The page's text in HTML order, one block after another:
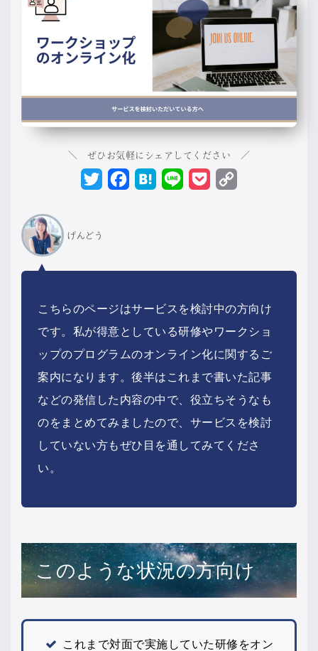
＼ ぜひお気軽にシェアしてください ／
TwitterFacebook
HatenaLine Pocket
げんどう
こちらのページはサービスを検討中の方向け
です。私が得意としている研修やワークショ
ップのプログラムのオンライン化に関するご
案内になります。後半はこれまで書いた記事
などの発信した内容の中で、役立ちそうなも
のをまとめてみましたので、サービスを検討
していない方もぜひ目を通してみてくださ
い。
このような状況の方向け
これまで対面で実施していた研修をオン